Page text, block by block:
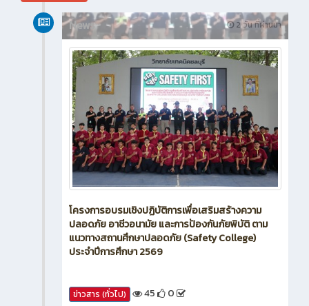
2 วัน ที่ผ่านมา
News
โครงการอบรมเชิงปฏิบัติการเพื่อเสริมสร้างความ
ปลอดภัย อาชีวอนามัย และการป้องกันภัยพิบัติ ตาม
แนวทางสถานศึกษาปลอดภัย (Safety College)
ประจำปีการศึกษา 2569
ข่าวสาร (ทั่วไป) 45 0